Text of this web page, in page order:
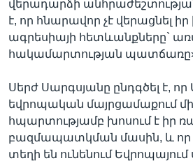
վերադարձի
է, որ հնարավոր չէ վերացնել
ագրեսիայի հետևանքները`
հակամարտության
Սերժ Սարգսյանը ընդգծել է,
եվրոպական մայրցամաքում
հպարտությամբ խոսում է իր
բազմապատկման մասին, և որ
տեղի են ունենում